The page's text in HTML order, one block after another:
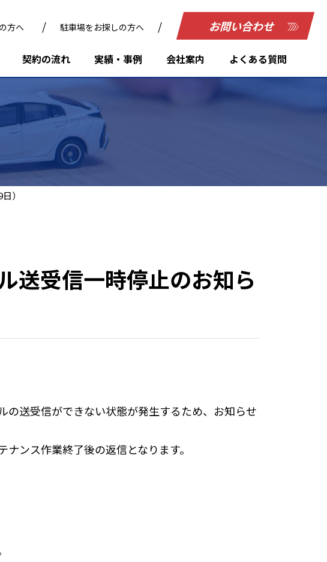
方へ 駐車場をお探しの方へ お問い合わせ
契約の流れ 実績・事例 会社案内 よくある質問
）
送受信一時停止のお知ら
の送受信ができない状態が発生するため、お知らせ
ンス作業終了後の返信となります。